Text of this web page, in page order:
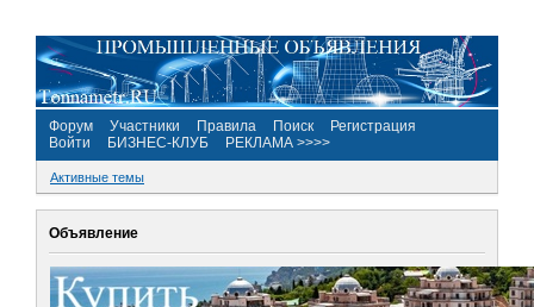
Форум Участники Правила Поиск
Регистрация
Войти
БИЗНЕС-КЛУБ РЕКЛАМА >>>>
Активные темы
Объявление